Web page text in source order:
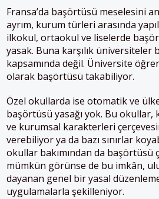
Fransa’da başörtüsü meselesini
ayrım, kurum türleri arasında
ilkokul, ortaokul ve liselerde
yasak. Buna karşılık üniversiteler
kapsamında değil. Üniversite
olarak başörtüsü takabiliyor.
Özel okullarda ise otomatik ve
başörtüsü yasağı yok. Bu okullar,
ve kurumsal karakterleri
verebiliyor ya da bazı sınırlar
okullar bakımından da başörtüsü
mümkün görünse de bu imkân,
dayanan genel bir yasal
uygulamalarla şekilleniyor.